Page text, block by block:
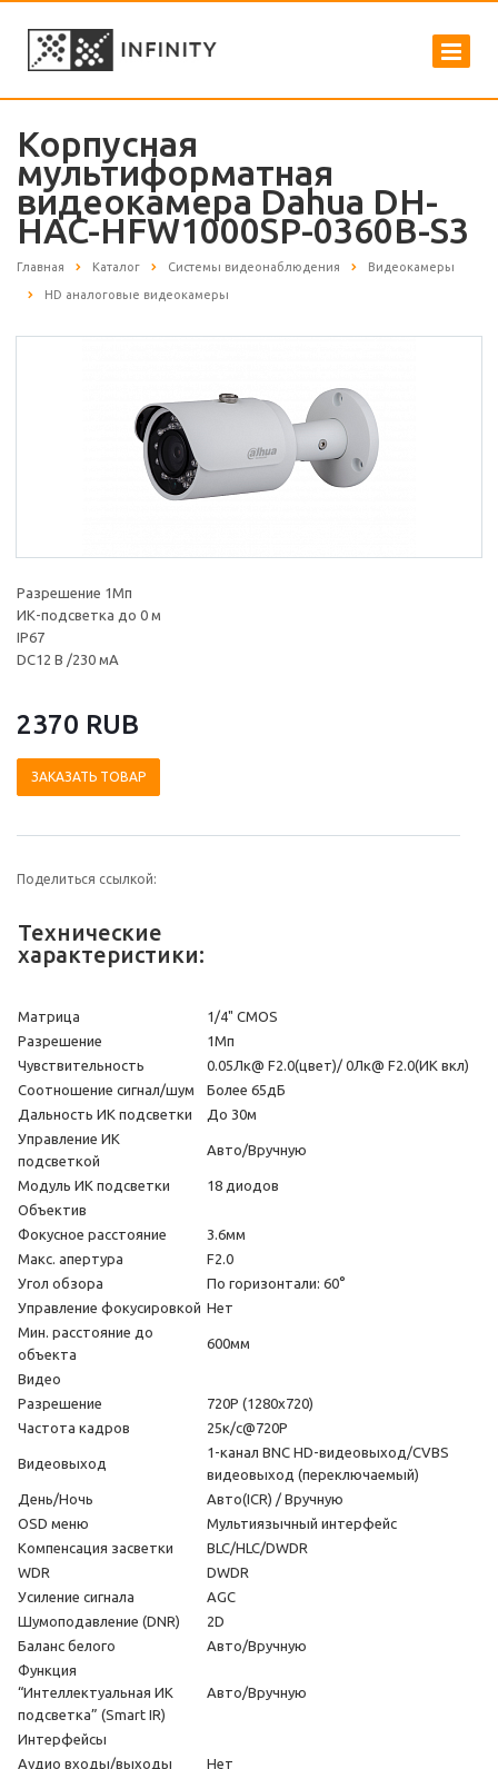
Корпусная
мультиформатная
видеокамера Dahua DH-
HAC-HFW1000SP-0360B-S3
Главная Каталог Системы видеонаблюдения Видеокамеры
HD аналоговые видеокамеры
Разрешение 1Мп
ИК-подсветка до 0 м
IP67
DC12 В /230 мА
2370 RUB
ЗАКАЗАТЬ ТОВАР
Поделиться ссылкой:
Технические
характеристики:
Матрица
1/4" CMOS
Разрешение
1Мп
Чувствительность
0.05Лк@ F2.0(цвет)/ 0Лк@ F2.0(ИК вкл)
Соотношение сигнал/шум
Более 65дБ
Дальность ИК подсветки
До 30м
Управление ИК
подсветкой
Авто/Вручную
Модуль ИК подсветки
18 диодов
Объектив
Фокусное расстояние
3.6мм
Макс. апертура
F2.0
Угол обзора
По горизонтали: 60°
Управление фокусировкой Нет
Мин. расстояние до
объекта
600мм
Видео
Разрешение
720P (1280x720)
Частота кадров
25к/с@720P
Видеовыход
1-канал BNC HD-видеовыход/CVBS
видеовыход (переключаемый)
День/Ночь
Авто(ICR) / Вручную
OSD меню
Мультиязычный интерфейс
Компенсация засветки
BLC/HLC/DWDR
WDR
DWDR
Усиление сигнала
AGC
Шумоподавление (DNR)
2D
Баланс белого
Авто/Вручную
Функция
“Интеллектуальная ИК
подсветка” (Smart IR)
Авто/Вручную
Интерфейсы
Аудио входы/выходы
Нет